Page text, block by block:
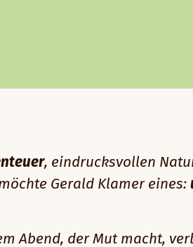
, eindrucksvollen
Gerald Klamer eines:
Abend, der Mut macht,